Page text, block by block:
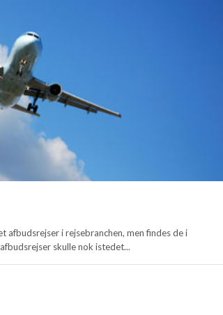
afbudsrejser i rejsebranchen, men findes de i
skulle nok istedet...